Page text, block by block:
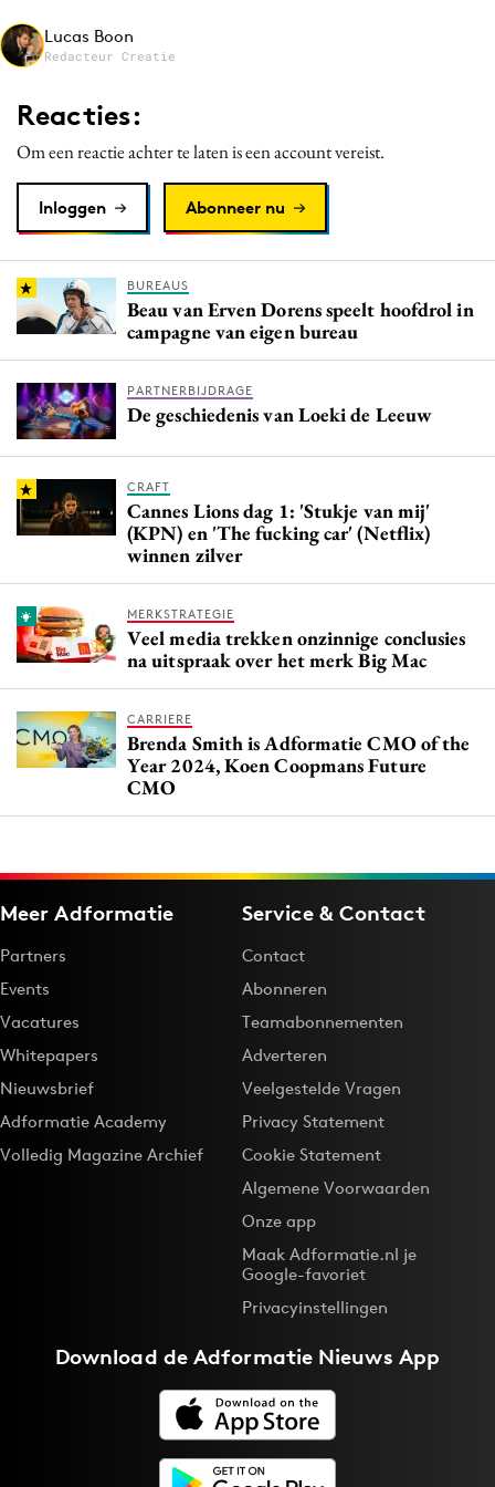
Media
Merkstrategie
Programmatic
Purpose Marketing
Reputatie & crisis
Lucas Boon
Redacteur Creatie
Reacties:
Om een reactie achter te laten is een account vereist.
Inloggen Abonneer nu
BUREAUS
Beau van Erven Dorens speelt hoofdrol in
campagne van eigen bureau
PARTNERBIJDRAGE
De geschiedenis van Loeki de Leeuw
CRAFT
Cannes Lions dag 1: 'Stukje van mij'
(KPN) en 'The fucking car' (Netflix)
winnen zilver
MERKSTRATEGIE
Veel media trekken onzinnige conclusies
na uitspraak over het merk Big Mac
CARRIERE
Brenda Smith is Adformatie CMO of the
Year 2024, Koen Coopmans Future
CMO
Meer Adformatie
Partners
Events
Vacatures
Whitepapers
Nieuwsbrief
Adformatie Academy
Volledig Magazine Archief
Service & Contact
Contact
Abonneren
Teamabonnementen
Adverteren
Veelgestelde Vragen
Privacy Statement
Cookie Statement
Algemene Voorwaarden
Onze app
Maak Adformatie.nl je
Google-favoriet
Privacyinstellingen
Download deAdformatie Nieuws App